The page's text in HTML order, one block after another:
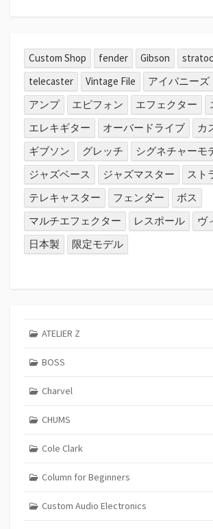
Custom Shop fender Gibson
telecaster
Vintage File アイバニーズ
アンプ
エピフォン エフェクター
エレキギター
オーバードライブ
カ
ギブソン
グレッチ
シグネチャーモ
ジャズベース
ジャズマスター
スト
テレキャスター
フェンダー
ボス
マルチエフェクター
レスポール
ヴ
日本製
限定モデル
ATELIER Z
BOSS
Charvel
CHUMS
Cole Clark
Column for Beginners
Custom Audio Electronics